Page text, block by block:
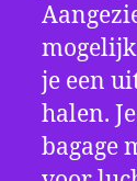
je een
halen.
bagage